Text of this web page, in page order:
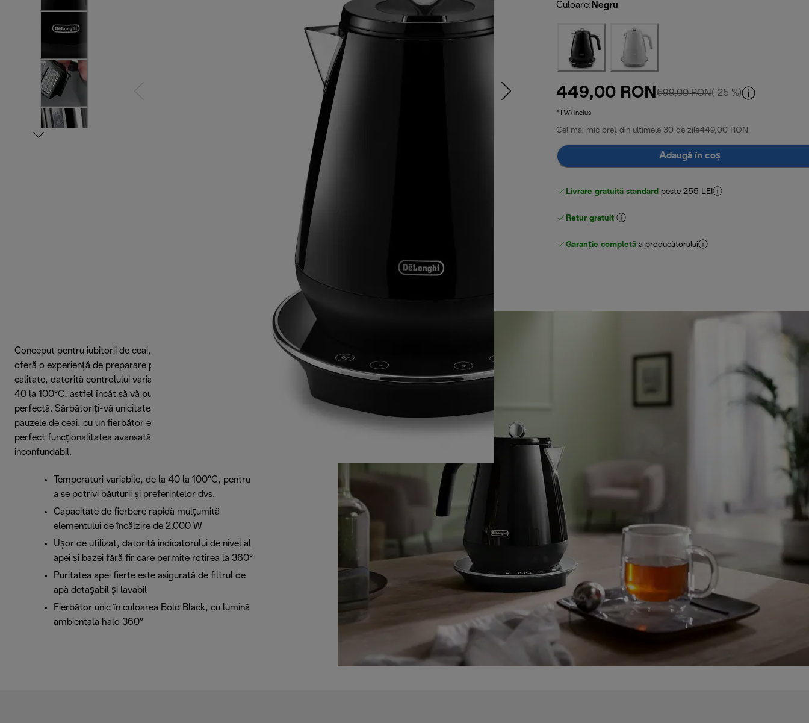
Culoare: Negru
449,00 RON599,00 RONpreț inițial 599,00 RON
(-25 %)
*TVA inclus
Cel mai mic preț din ultimele 30 de zile449,00 RON
Adaugă în coș
Livrare gratuită standard peste 255 LEI
Retur gratuit
Garanție completă a producătorului
Conceput pentru iubitorii de ceai, Eclettica SpecialTea
oferă o experiență de preparare personalizată și de înaltă
calitate, datorită controlului variabil al temperaturii, de la
40 la 100°C, astfel încât să vă puteți bucura de băutura
perfectă. Sărbătoriți-vă unicitatea, de la micul dejun la
pauzele de ceai, cu un fierbător electric care combină
perfect funcționalitatea avansată cu un design
inconfundabil.
Temperaturi variabile, de la 40 la 100°C, pentru
a se potrivi băuturii și preferințelor dvs.
Capacitate de fierbere rapidă mulțumită
elementului de încălzire de 2.000 W
Ușor de utilizat, datorită indicatorului de nivel al
apei și bazei fără fir care permite rotirea la 360°
Puritatea apei fierte este asigurată de filtrul de
apă detașabil și lavabil
Fierbător unic în culoarea Bold Black, cu lumină
ambientală halo 360°